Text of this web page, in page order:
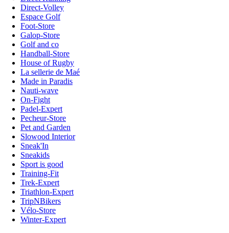
Direct-Volley
Espace Golf
Foot-Store
Galop-Store
Golf and co
Handball-Store
House of Rugby
La sellerie de Maé
Made in Paradis
Nauti-wave
On-Fight
Padel-Expert
Pecheur-Store
Pet and Garden
Slowood Interior
Sneak'In
Sneakids
Sport is good
Training-Fit
Trek-Expert
Triathlon-Expert
TripNBikers
Vélo-Store
Winter-Expert